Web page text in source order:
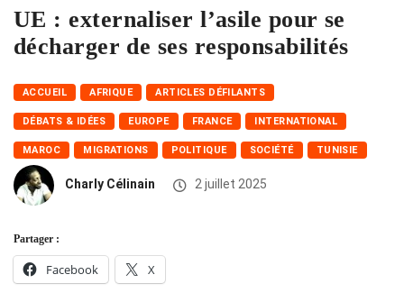
UE : externaliser l’asile pour se
décharger de ses responsabilités
ACCUEIL AFRIQUE ARTICLES DÉFILANTS
DÉBATS & IDÉES EUROPE FRANCE INTERNATIONAL
MAROC MIGRATIONS POLITIQUE SOCIÉTÉ TUNISIE
Charly Célinain 2 juillet 2025
Partager :
Facebook X